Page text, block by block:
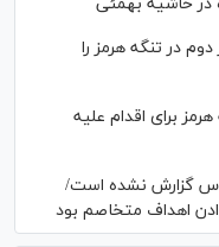
در تنگه هرمز را
برای اقدام علیه
گزارش نشده است/
اهداف متخاصم بود